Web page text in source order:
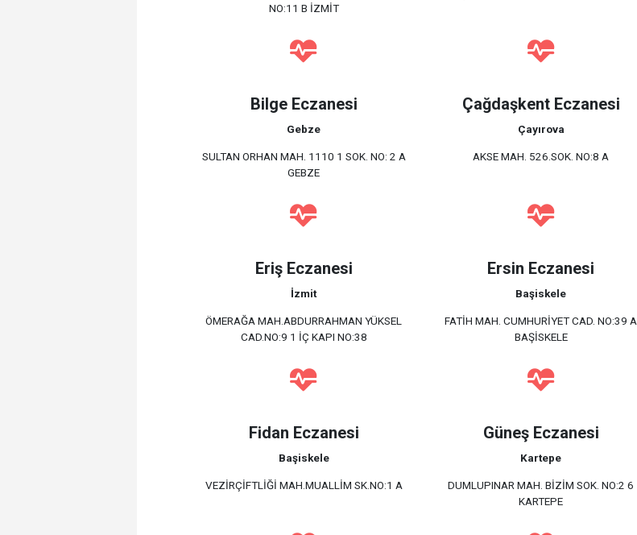
NO:11 B İZMİT
Bilge Eczanesi
Gebze
SULTAN ORHAN MAH. 1110 1 SOK. NO: 2 A
GEBZE
Çağdaşkent Eczanesi
Çayırova
AKSE MAH. 526.SOK. NO:8 A
Eriş Eczanesi
İzmit
ÖMERAĞA MAH.ABDURRAHMAN YÜKSEL
CAD.NO:9 1 İÇ KAPI NO:38
Ersin Eczanesi
Başiskele
FATİH MAH. CUMHURİYET CAD. NO:39 A
BAŞİSKELE
Fidan Eczanesi
Başiskele
VEZİRÇİFTLİĞİ MAH.MUALLİM SK.NO:1 A
Güneş Eczanesi
Kartepe
DUMLUPINAR MAH. BİZİM SOK. NO:2 6
KARTEPE